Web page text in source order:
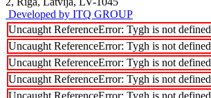
Developed by ITQ GROUP
Uncaught ReferenceError: Tygh is not defined
Uncaught ReferenceError: Tygh is not defined
Uncaught ReferenceError: Tygh is not defined
Uncaught ReferenceError: Tygh is not defined